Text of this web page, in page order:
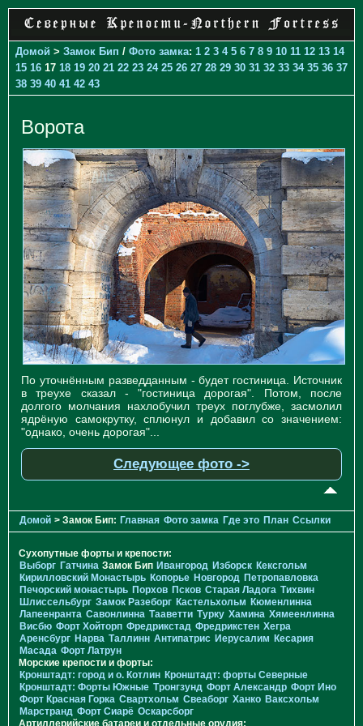
Домой > Замок Бип / Фото замка: 1 2 3 4 5 6 7 8 9 10 11 12 13 14
15 16 17 18 19 20 21 22 23 24 25 26 27 28 29 30 31 32 33 34 35 36 37
38 39 40 41 42 43
Ворота
По уточнённым разведданным - будет гостиница. Источник
в треухе сказал - "гостиница дорогая". Потом, после
долгого молчания нахлобучил треух поглубже, засмолил
ядрёную самокрутку, сплюнул и добавил со значением:
"однако, очень дорогая"...
Следующее фото ->
Домой > Замок Бип: Главная Фото замка Где это План Ссылки
Сухопутные форты и крепости:
Выборг Гатчина Замок Бип Ивангород Изборск Кексгольм
Кирилловский Монастырь Копорье Новгород Петропавловка
Печорcкий монастырь Порхов Псков Старая Ладога Тихвин
Шлиссельбург Замок Разеборг Кастельхольм Кюменлинна
Лапеенранта Савонлинна Тааветти Турку Хамина Хямеенлинна
Висбю Форт Хойторп Фредрикстад Фредрикстен Хегра
Аренсбург Нарва Таллинн Антипатрис Иерусалим Кесария
Масада Форт Латрун
Морские крепости и форты:
Кронштадт: город и о. Котлин Кронштадт: форты Северные
Кронштадт: Форты Южные Тронгзунд Форт Александр Форт Ино
Форт Красная Горка Свартхольм Свеаборг Ханко Ваксхольм
Марстранд Форт Сиарё Оскарсборг
Артиллерийские батареи и отдельные орудия: